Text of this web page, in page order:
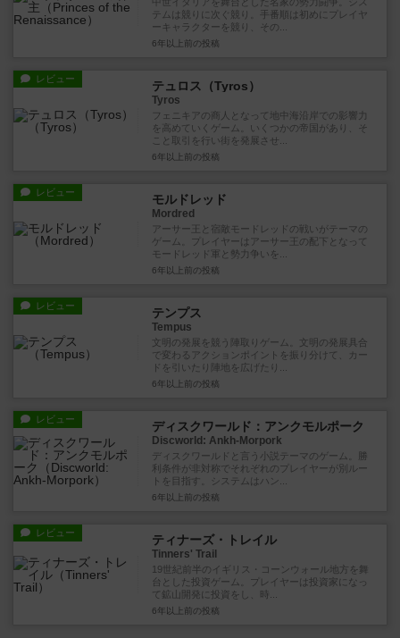
テムは競りに次ぐ競り。手番順は初めにプレイヤ
ーキャラクターを競り、その...
6年以上前 の投稿
レビュー テュロス（Tyros）
Tyros
フェニキアの商人となって地中海沿岸での影響力
を高めていくゲーム。いくつかの帝国があり、そ
こと取引を行い街を発展させ...
6年以上前 の投稿
レビュー モルドレッド
Mordred
アーサー王と宿敵モードレッドの戦いがテーマの
ゲーム。プレイヤーはアーサー王の配下となって
モードレッド軍と勢力争いを...
6年以上前 の投稿
レビュー テンプス
Tempus
文明の発展を競う陣取りゲーム。文明の発展具合
で変わるアクションポイントを振り分けて、カー
ドを引いたり陣地を広げたり...
6年以上前 の投稿
レビュー ディスクワールド：アンクモルポーク
Discworld: Ankh-Morpork
ディスクワールドと言う小説テーマのゲーム。勝
利条件が非対称でそれぞれのプレイヤーが別ルー
トを目指す。システムはハン...
6年以上前 の投稿
レビュー ティナーズ・トレイル
Tinners' Trail
19世紀前半のイギリス・コーンウォール地方を舞
台とした投資ゲーム。プレイヤーは投資家になっ
て鉱山開発に投資をし、時...
6年以上前 の投稿